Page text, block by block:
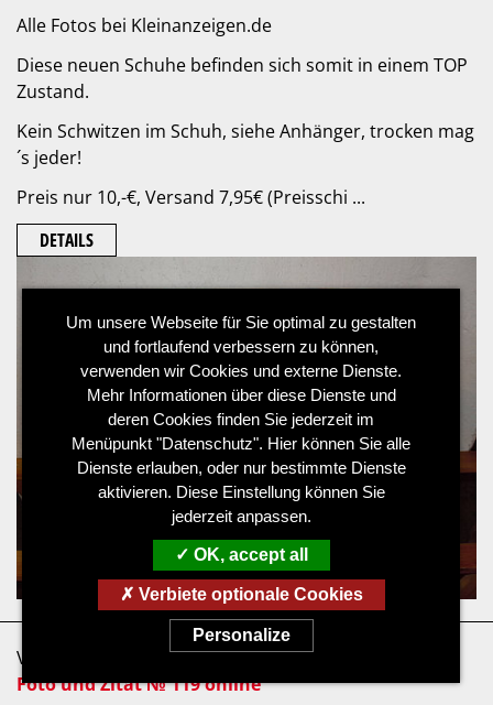
Alle Fotos bei Kleinanzeigen.de
Diese neuen Schuhe befinden sich somit in einem TOP
Zustand.
Kein Schwitzen im Schuh, siehe Anhänger, trocken mag
´s jeder!
Preis nur 10,-€, Versand 7,95€ (Preisschi ...
DETAILS
Von: . Bildermann| 31.07.2026
Foto und Zitat № 119 online
Um unsere Webseite für Sie optimal zu gestalten
und fortlaufend verbessern zu können,
verwenden wir Cookies und externe Dienste.
Mehr Informationen über diese Dienste und
deren Cookies finden Sie jederzeit im
Menüpunkt "Datenschutz". Hier können Sie alle
Dienste erlauben, oder nur bestimmte Dienste
aktivieren. Diese Einstellung können Sie
jederzeit anpassen.
OK, accept all
Verbiete optionale Cookies
Personalize